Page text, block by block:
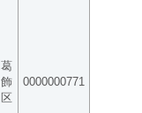
葛
飾
区
0000000771